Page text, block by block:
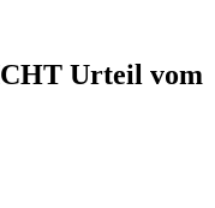
Urteil vom